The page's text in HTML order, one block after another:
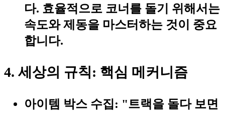
다. 효율적으로 코너를 돌기 위해서는
속도와 제동을 마스터하는 것이 중요
합니다.
4. 세상의 규칙: 핵심 메커니즘
아이템 박스 수집: "트랙을 돌다 보면